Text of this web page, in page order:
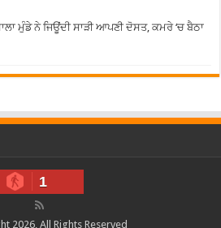
ਮੁੰਡੇ ਨੇ ਜਿਊਂਦੀ ਸਾੜੀ ਆਪਣੀ ਦੋਸਤ, ਕਮਰੇ ‘ਚ ਬੈਠਾ
1
2026, All Rights Reserved